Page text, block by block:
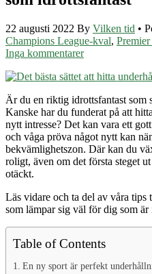
22 augusti 2022 By Vilken tid •
Champions League-kval,
Inga kommentarer
Är du en riktig idrottsfantast som
Kanske har du funderat på att
nytt intresse? Det kan vara ett
och våga pröva något nytt kan
bekvämlighetszon. Där kan du
roligt, även om det första steget
otäckt.
Läs vidare och ta del av våra
som lämpar sig väl för dig som är
Table of Contents
En ny sport är perfekt